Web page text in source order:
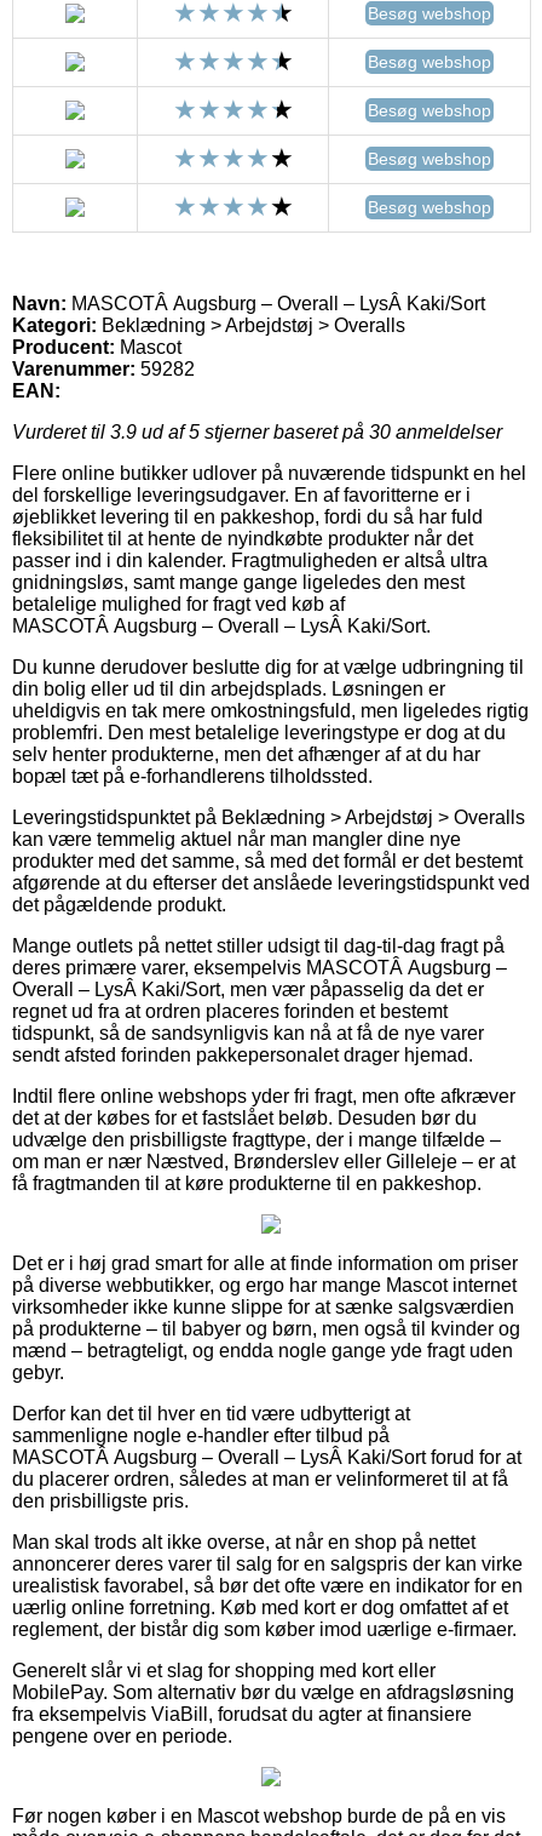
Besøg webshop
Besøg webshop
Besøg webshop
Besøg webshop
Besøg webshop
Navn: MASCOTÂ Augsburg – Overall – LysÂ Kaki/Sort
Kategori: Beklædning > Arbejdstøj > Overalls
Producent: Mascot
Varenummer: 59282
EAN:
Vurderet til 3.9 ud af 5 stjerner baseret på 30 anmeldelser
Flere online butikker udlover på nuværende tidspunkt en hel
del forskellige leveringsudgaver. En af favoritterne er i
øjeblikket levering til en pakkeshop, fordi du så har fuld
fleksibilitet til at hente de nyindkøbte produkter når det
passer ind i din kalender. Fragtmuligheden er altså ultra
gnidningsløs, samt mange gange ligeledes den mest
betalelige mulighed for fragt ved køb af
MASCOTÂ Augsburg – Overall – LysÂ Kaki/Sort.
Du kunne derudover beslutte dig for at vælge udbringning til
din bolig eller ud til din arbejdsplads. Løsningen er
uheldigvis en tak mere omkostningsfuld, men ligeledes rigtig
problemfri. Den mest betalelige leveringstype er dog at du
selv henter produkterne, men det afhænger af at du har
bopæl tæt på e-forhandlerens tilholdssted.
Leveringstidspunktet på Beklædning > Arbejdstøj > Overalls
kan være temmelig aktuel når man mangler dine nye
produkter med det samme, så med det formål er det bestemt
afgørende at du efterser det anslåede leveringstidspunkt ved
det pågældende produkt.
Mange outlets på nettet stiller udsigt til dag-til-dag fragt på
deres primære varer, eksempelvis MASCOTÂ Augsburg –
Overall – LysÂ Kaki/Sort, men vær påpasselig da det er
regnet ud fra at ordren placeres forinden et bestemt
tidspunkt, så de sandsynligvis kan nå at få de nye varer
sendt afsted forinden pakkepersonalet drager hjemad.
Indtil flere online webshops yder fri fragt, men ofte afkræver
det at der købes for et fastslået beløb. Desuden bør du
udvælge den prisbilligste fragttype, der i mange tilfælde –
om man er nær Næstved, Brønderslev eller Gilleleje – er at
få fragtmanden til at køre produkterne til en pakkeshop.
Det er i høj grad smart for alle at finde information om priser
på diverse webbutikker, og ergo har mange Mascot internet
virksomheder ikke kunne slippe for at sænke salgsværdien
på produkterne – til babyer og børn, men også til kvinder og
mænd – betragteligt, og endda nogle gange yde fragt uden
gebyr.
Derfor kan det til hver en tid være udbytterigt at
sammenligne nogle e-handler efter tilbud på
MASCOTÂ Augsburg – Overall – LysÂ Kaki/Sort forud for at
du placerer ordren, således at man er velinformeret til at få
den prisbilligste pris.
Man skal trods alt ikke overse, at når en shop på nettet
annoncerer deres varer til salg for en salgspris der kan virke
urealistisk favorabel, så bør det ofte være en indikator for en
uærlig online forretning. Køb med kort er dog omfattet af et
reglement, der bistår dig som køber imod uærlige e-firmaer.
Generelt slår vi et slag for shopping med kort eller
MobilePay. Som alternativ bør du vælge en afdragsløsning
fra eksempelvis ViaBill, forudsat du agter at finansiere
pengene over en periode.
Før nogen køber i en Mascot webshop burde de på en vis